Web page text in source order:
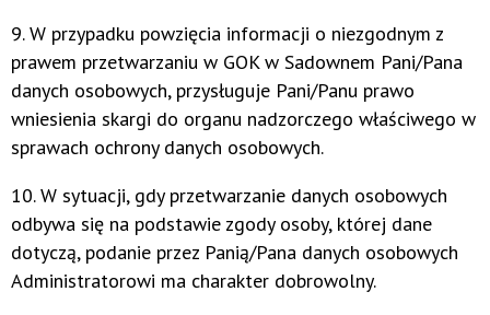
9. W przypadku powzięcia informacji o niezgodnym z
prawem przetwarzaniu w GOK w Sadownem Pani/Pana
danych osobowych, przysługuje Pani/Panu prawo
wniesienia skargi do organu nadzorczego właściwego w
sprawach ochrony danych osobowych.
10. W sytuacji, gdy przetwarzanie danych osobowych
odbywa się na podstawie zgody osoby, której dane
dotyczą, podanie przez Panią/Pana danych osobowych
Administratorowi ma charakter dobrowolny.